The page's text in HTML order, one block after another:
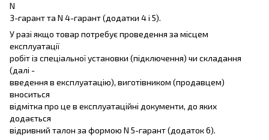
N
3-гарант та N 4-гарант (додатки 4 і 5).
У разі якщо товар потребує проведення за місцем
експлуатації
робіт із спеціальної установки (підключення) чи складання
(далі -
введення в експлуатацію), виготівником (продавцем)
вноситься
відмітка про це в експлуатаційні документи, до яких
додається
відривний талон за формою N 5-гарант (додаток 6).